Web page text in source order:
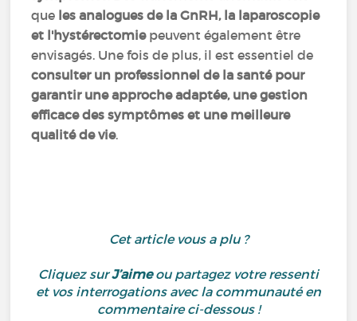
que les analogues de la GnRH, la laparoscopie
et l'hystérectomiepeuvent également être
envisagés. Une fois de plus, il est essentiel de
consulter un professionnel de la santé pour
garantir une approche adaptée, une gestion
efficace des symptômes et une meilleure
qualité de vie.
Cet article vous a plu ?
Cliquez surJ’aimeou partagez votre ressenti
et vos interrogations avec la communauté en
commentaire ci-dessous !